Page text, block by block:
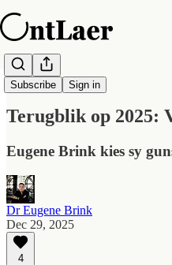
Subscribe Sign in
OntLaer Daagliks
Terugblik op 2025:
Eugene Brink kies sy
Dr Eugene Brink
Dec 29, 2025
4